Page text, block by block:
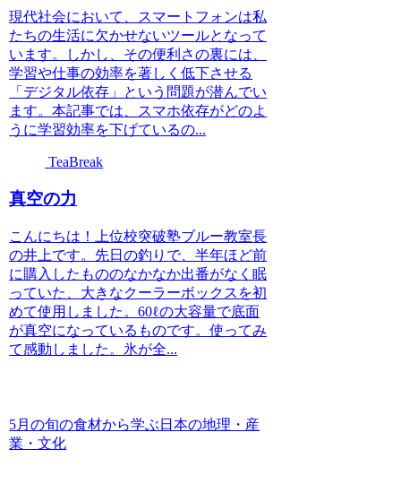
現代社会において、スマートフォンは私
たちの生活に欠かせないツールとなって
います。しかし、その便利さの裏には、
学習や仕事の効率を著しく低下させる
「デジタル依存」という問題が潜んでい
ます。本記事では、スマホ依存がどのよ
うに学習効率を下げているの...
TeaBreak
真空の力
こんにちは！上位校突破塾ブルー教室長
の井上です。先日の釣りで、半年ほど前
に購入したもののなかなか出番がなく眠
っていた、大きなクーラーボックスを初
めて使用しました。60ℓの大容量で底面
が真空になっているものです。使ってみ
て感動しました。氷が全...
5月の旬の食材から学ぶ日本の地理・産
業・文化